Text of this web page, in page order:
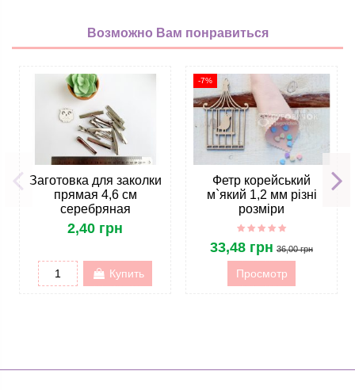
Возможно Вам понравиться
Заготовка для заколки
прямая 4,6 см
серебряная
2,40 грн
Купить
-7%
Фетр корейський
м`який 1,2 мм різні
розміри
33,48 грн 36,00 грн
Просмотр